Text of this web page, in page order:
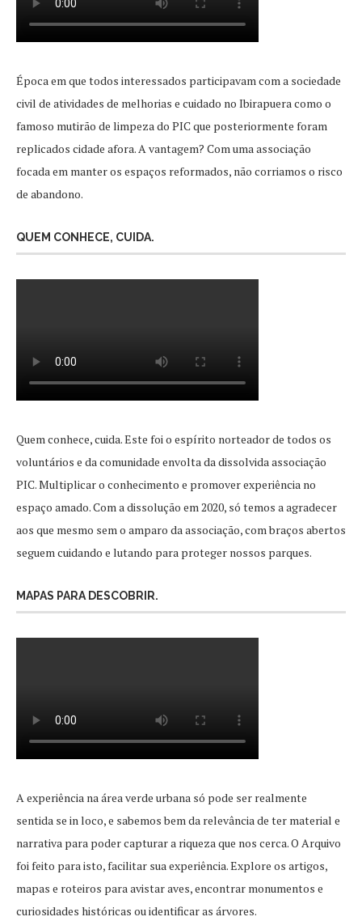
Época em que todos interessados participavam com a sociedade
civil de atividades de melhorias e cuidado no Ibirapuera como o
famoso mutirão de limpeza do PIC que posteriormente foram
replicados cidade afora. A vantagem? Com uma associação
focada em manter os espaços reformados, não corriamos o risco
de abandono.
QUEM CONHECE, CUIDA.
Quem conhece, cuida. Este foi o espírito norteador de todos os
voluntários e da comunidade envolta da dissolvida associação
PIC. Multiplicar o conhecimento e promover experiência no
espaço amado. Com a dissolução em 2020, só temos a agradecer
aos que mesmo sem o amparo da associação, com braços abertos
seguem cuidando e lutando para proteger nossos parques.
MAPAS PARA DESCOBRIR.
A experiência na área verde urbana só pode ser realmente
sentida se in loco, e sabemos bem da relevância de ter material e
narrativa para poder capturar a riqueza que nos cerca. O Arquivo
foi feito para isto, facilitar sua experiência. Explore os artigos,
mapas e roteiros para avistar aves, encontrar monumentos e
curiosidades históricas ou identificar as árvores.